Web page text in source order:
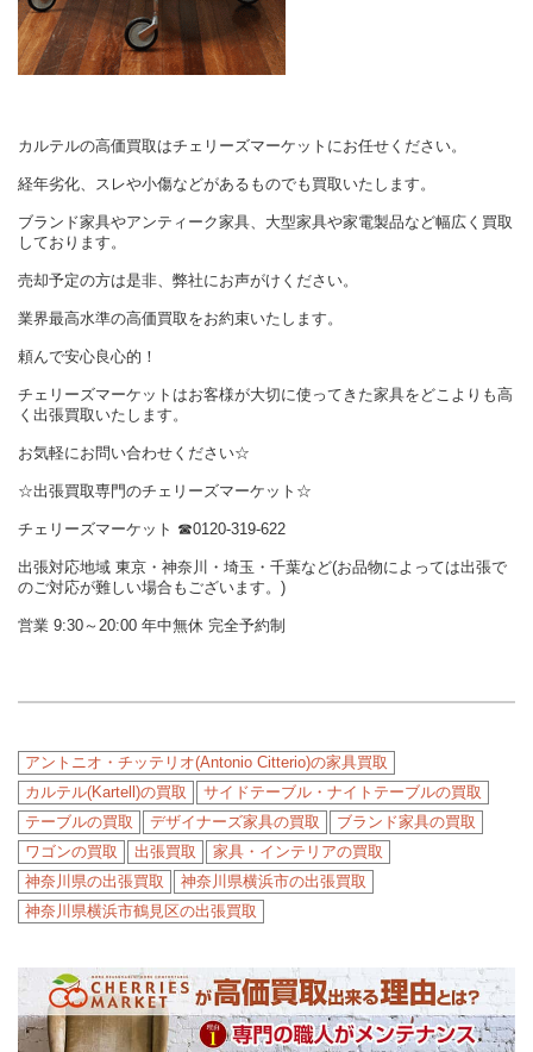
カルテルの高価買取はチェリーズマーケットにお任せください。
経年劣化、スレや小傷などがあるものでも買取いたします。
ブランド家具やアンティーク家具、大型家具や家電製品など幅広く買取
しております。
売却予定の方は是非、弊社にお声がけください。
業界最高水準の高価買取をお約束いたします。
頼んで安心良心的！
チェリーズマーケットはお客様が大切に使ってきた家具をどこよりも高
く出張買取いたします。
お気軽にお問い合わせください☆
☆出張買取専門のチェリーズマーケット☆
チェリーズマーケット ☎︎0120-319-622
出張対応地域 東京・神奈川・埼玉・千葉など(お品物によっては出張で
のご対応が難しい場合もございます。)
営業 9:30～20:00 年中無休 完全予約制
アントニオ・チッテリオ(Antonio Citterio)の家具買取
カルテル(Kartell)の買取
サイドテーブル・ナイトテーブルの買取
テーブルの買取
デザイナーズ家具の買取
ブランド家具の買取
ワゴンの買取
出張買取
家具・インテリアの買取
神奈川県の出張買取
神奈川県横浜市の出張買取
神奈川県横浜市鶴見区の出張買取